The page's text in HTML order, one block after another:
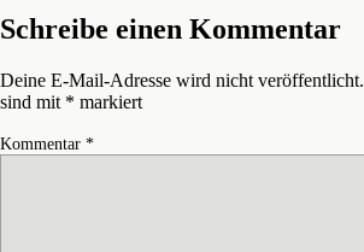
Schreibe einen Kommentar
Deine E-Mail-Adresse wird nicht veröffentlicht.
sind mit * markiert
Kommentar *